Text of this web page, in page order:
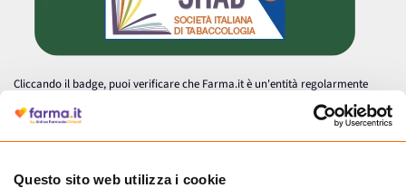
Questo sito web utilizza i cookie
Cliccando il badge, puoi verificare che Farma.it è un'entità regolarmente
autorizzata dal Ministero della Salute a effettuare la vendita online di
medicinali.